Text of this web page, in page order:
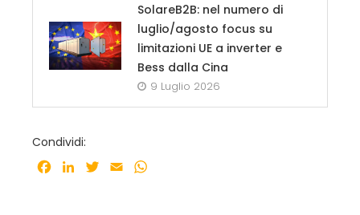
SolareB2B: nel numero di
luglio/agosto focus su
limitazioni UE a inverter e
Bess dalla Cina
9 Luglio 2026
Condividi:
Facebook
LinkedInTwitter
Email